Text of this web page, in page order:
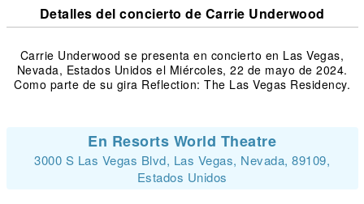
Detalles del concierto de Carrie Underwood
Carrie Underwood se presenta en concierto en Las Vegas,
Nevada, Estados Unidos el Miércoles, 22 de mayo de 2024.
Como parte de su gira Reflection: The Las Vegas Residency.
En Resorts World Theatre
3000 S Las Vegas Blvd, Las Vegas, Nevada, 89109,
Estados Unidos